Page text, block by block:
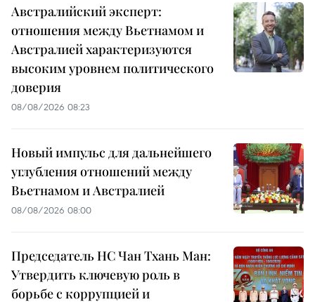
Австралийский эксперт:
отношения между Вьетнамом и
Австралией характеризуются
высоким уровнем политического
доверия
08/08/2026 08:23
Новый импульс для дальнейшего
углубления отношений между
Вьетнамом и Австралией
08/08/2026 08:00
Председатель НС Чан Тхань Ман:
Утвердить ключевую роль в
борьбе с коррупцией и